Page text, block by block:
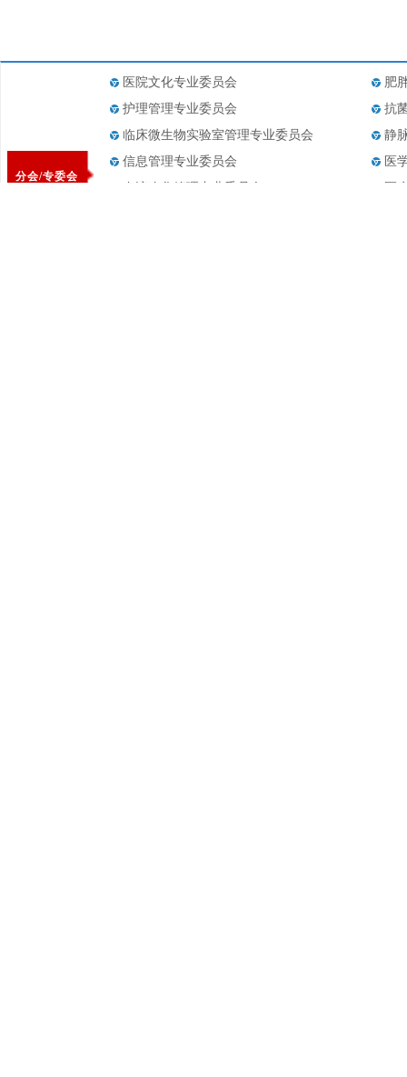
分会/专委会
医院文化专业委员会
肥
护理管理专业委员会
抗
临床微生物实验室管理专业委员会
静
信息管理专业委员会
医